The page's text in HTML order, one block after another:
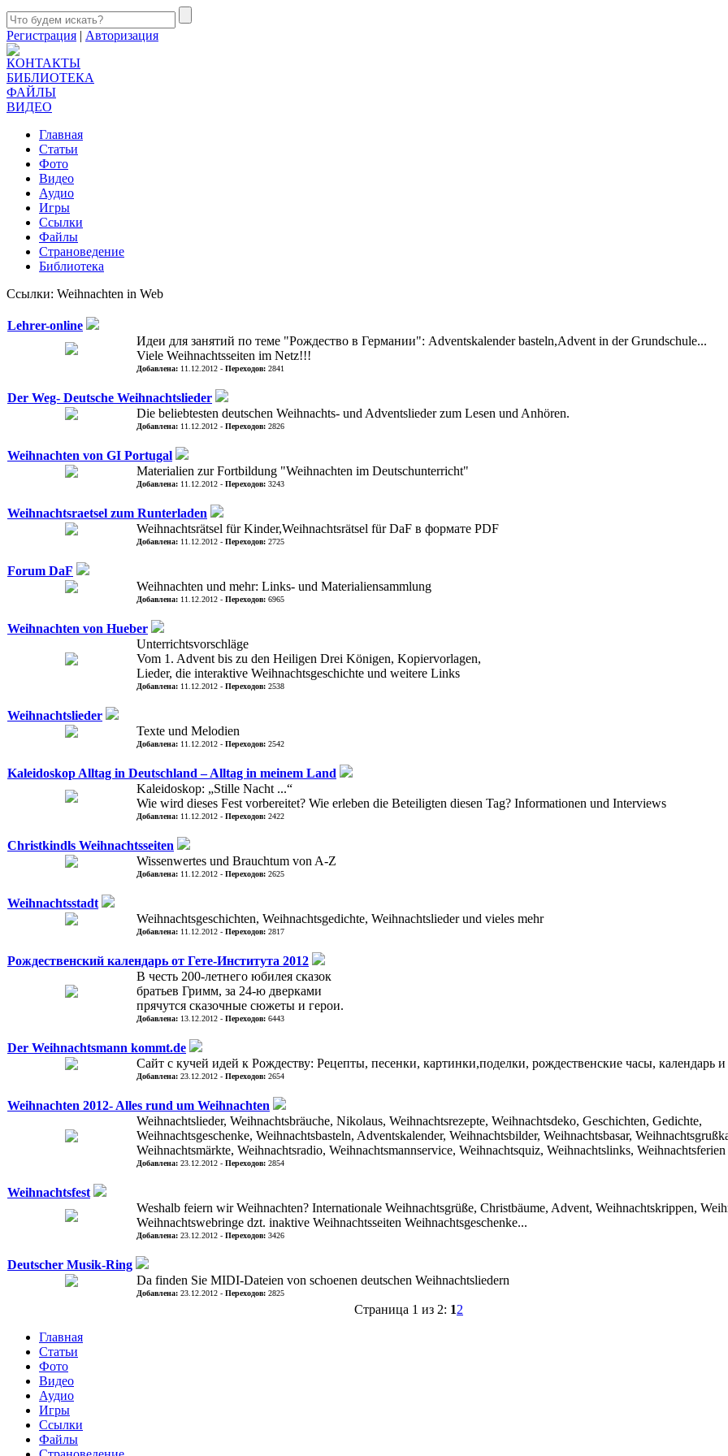
Регистрация | Авторизация
КОНТАКТЫ
БИБЛИОТЕКА
ФАЙЛЫ
ВИДЕО
Главная
Статьи
Фото
Видео
Аудио
Игры
Ссылки
Файлы
Страноведение
Библиотека
Ссылки: Weihnachten in Web
Lehrer-online
Идеи для занятий по теме "Рождество в Германии": Adventskalender basteln,Advent in der Grundschule...
Viele Weihnachtsseiten im Netz!!!
Добавлена: 11.12.2012 - Переходов: 2841
Der Weg- Deutsche Weihnachtslieder
Die beliebtesten deutschen Weihnachts- und Adventslieder zum Lesen und Anhören.
Добавлена: 11.12.2012 - Переходов: 2826
Weihnachten von GI Portugal
Materialien zur Fortbildung "Weihnachten im Deutschunterricht"
Добавлена: 11.12.2012 - Переходов: 3243
Weihnachtsraetsel zum Runterladen
Weihnachtsrätsel für Kinder,Weihnachtsrätsel für DaF в формате PDF
Добавлена: 11.12.2012 - Переходов: 2725
Forum DaF
Weihnachten und mehr: Links- und Materialiensammlung
Добавлена: 11.12.2012 - Переходов: 6965
Weihnachten von Hueber
Unterrichtsvorschläge
Vom 1. Advent bis zu den Heiligen Drei Königen, Kopiervorlagen,
Lieder, die interaktive Weihnachtsgeschichte und weitere Links
Добавлена: 11.12.2012 - Переходов: 2538
Weihnachtslieder
Texte und Melodien
Добавлена: 11.12.2012 - Переходов: 2542
Kaleidoskop Alltag in Deutschland – Alltag in meinem Land
Kaleidoskop: „Stille Nacht ...“
Wie wird dieses Fest vorbereitet? Wie erleben die Beteiligten diesen Tag? Informationen und Interviews
Добавлена: 11.12.2012 - Переходов: 2422
Christkindls Weihnachtsseiten
Wissenwertes und Brauchtum von A-Z
Добавлена: 11.12.2012 - Переходов: 2625
Weihnachtsstadt
Weihnachtsgeschichten, Weihnachtsgedichte, Weihnachtslieder und vieles mehr
Добавлена: 11.12.2012 - Переходов: 2817
Рождественский календарь от Гете-Института 2012
В честь 200-летнего юбилея сказок
братьев Гримм, за 24-ю дверками
прячутся сказочные сюжеты и герои.
Добавлена: 13.12.2012 - Переходов: 6443
Der Weihnachtsmann kommt.de
Сайт с кучей идей к Рождеству: Рецепты, песенки, картинки,поделки, рождественские часы, календарь
Добавлена: 23.12.2012 - Переходов: 2654
Weihnachten 2012- Alles rund um Weihnachten
Weihnachtslieder, Weihnachtsbräuche, Nikolaus, Weihnachtsrezepte, Weihnachtsdeko, Geschichten, Gedichte,
Weihnachtsgeschenke, Weihnachtsbasteln, Adventskalender, Weihnachtsbilder, Weihnachtsbasar,
Weihnachtsmärkte, Weihnachtsradio, Weihnachtsmannservice, Weihnachtsquiz, Weihnachtslinks, Weihnachtsferien
Добавлена: 23.12.2012 - Переходов: 2854
Weihnachtsfest
Weshalb feiern wir Weihnachten? Internationale Weihnachtsgrüße, Christbäume, Advent, Weihnachtskrippen,
Weihnachtswebringe dzt. inaktive Weihnachtsseiten Weihnachtsgeschenke...
Добавлена: 23.12.2012 - Переходов: 3426
Deutscher Musik-Ring
Da finden Sie MIDI-Dateien von schoenen deutschen Weihnachtsliedern
Добавлена: 23.12.2012 - Переходов: 2825
Страница 1 из 2: 12
Главная
Статьи
Фото
Видео
Аудио
Игры
Ссылки
Файлы